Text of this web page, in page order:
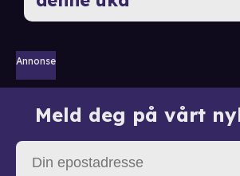
Annonse
Meld deg på vårt